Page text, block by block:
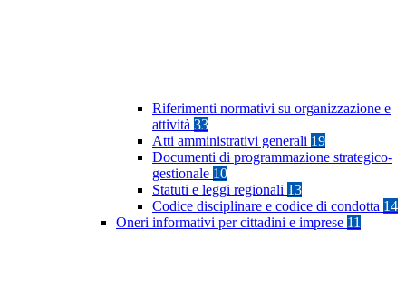
Riferimenti normativi su organizzazione e
attività 33
Atti amministrativi generali 19
Documenti di programmazione strategico-
gestionale 10
Statuti e leggi regionali 13
Codice disciplinare e codice di condotta 14
Oneri informativi per cittadini e imprese 11